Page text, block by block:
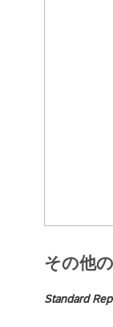
その他
Standard